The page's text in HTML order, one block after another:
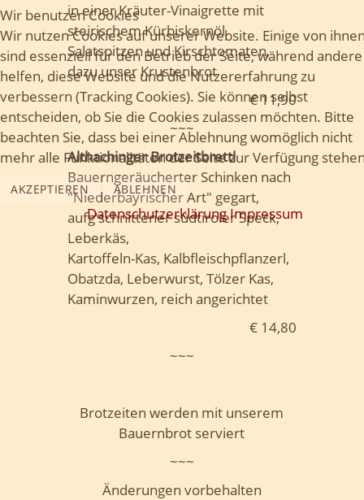
in einer Kräuter-Vinaigrette mit
steirischem Kürbiskernöl,
Salatspitzen und Kirschtomaten,
dazu unser Krustenbrot
€ 11,90
~~~
Althachinger Brotzeitbrettl
Bauerngeräucherter Schinken nach
"Niederbayrischer Art" gegart,
aufg'schnittener südtiroler Speck,
Leberkäs,
Kartoffeln-Kas, Kalbfleischpflanzerl,
Obatzda, Leberwurst, Tölzer Kas,
Kaminwurzen, reich angerichtet
€ 14,80
~~~
Brotzeiten werden mit unserem
Bauernbrot serviert
~~~
Änderungen vorbehalten
Wir benutzen Cookies
Wir nutzen Cookies auf unserer Website. Einige von
sind essenziell für den Betrieb der Seite, während
helfen, diese Website und die Nutzererfahrung zu
verbessern (Tracking Cookies). Sie können selbst
entscheiden, ob Sie die Cookies zulassen möchten. Bitte
beachten Sie, dass bei einer Ablehnung womöglich nicht
mehr alle Funktionalitäten der Seite zur Verfügung
AKZEPTIEREN ABLEHNEN
Datenschutzerklärung Impressum